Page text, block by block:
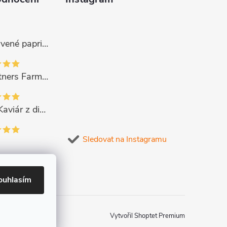
Gurmano Červené papričky plněné sýrem HOT palivé, 290g
Gourmet Partners Farmářská paštika s hříbky, 180g
CAVIPOINT Kaviár z divok. lososa "KETA GOLD", 200g
Sledovat na Instagramu
Vytvořil Shoptet Premium